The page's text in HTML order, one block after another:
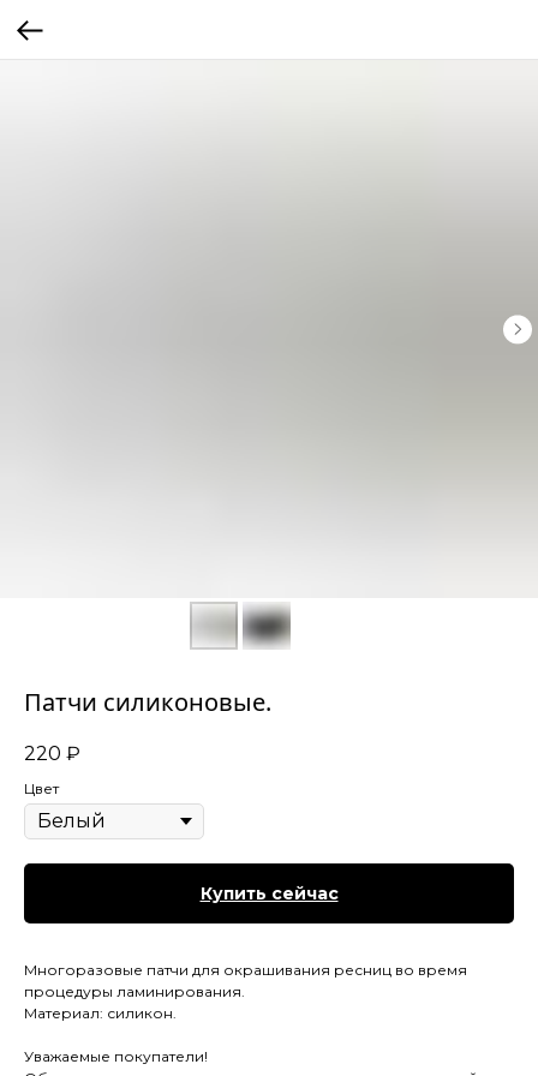
Патчи силиконовые.
220 ₽
Цвет
Купить сейчас
Многоразовые патчи для окрашивания ресниц во время
процедуры ламинирования.
Материал: силикон.
Уважаемые покупатели!